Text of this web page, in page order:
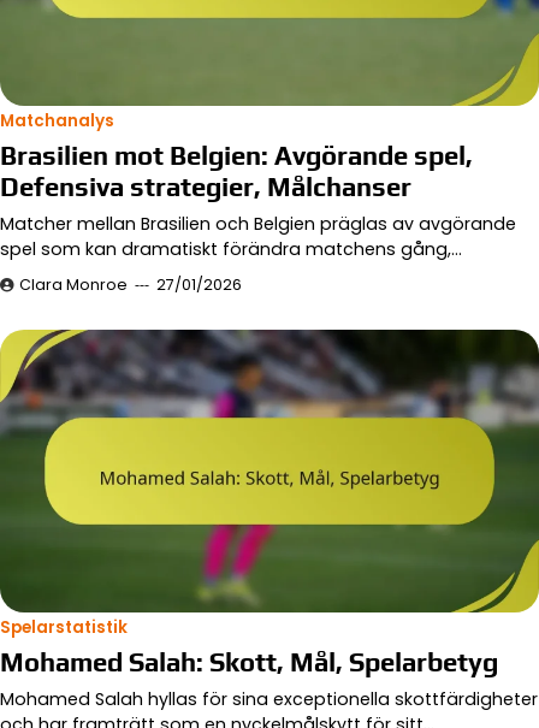
Matchanalys
Brasilien mot Belgien: Avgörande spel,
Defensiva strategier, Målchanser
Matcher mellan Brasilien och Belgien präglas av avgörande
spel som kan dramatiskt förändra matchens gång,…
Clara Monroe 27/01/2026
Spelarstatistik
Mohamed Salah: Skott, Mål, Spelarbetyg
Mohamed Salah hyllas för sina exceptionella skottfärdigheter